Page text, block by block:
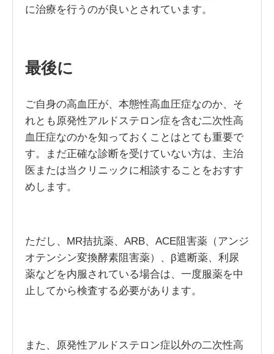
に治療を行うのが良いとされています。
最後に
ご自身の高血圧が、本態性高血圧症なのか、そ
れとも原発性アルドステロン症を含む二次性高
血圧症なのかを知っておくことはとても重要で
す。まだ正確な診断を受けていない方は、主治
医または当クリニックに相談することをおすす
めします。
ただし、MR拮抗薬、ARB、ACE阻害薬（アンジ
オテンシン変換酵素阻害薬）、β遮断薬、利尿
薬などを内服されている場合は、一度服薬を中
止してから検査する必要があります。
また、原発性アルドステロン症以外の二次性高